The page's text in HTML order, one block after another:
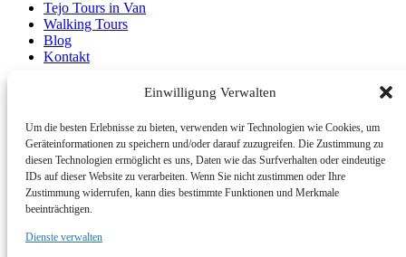
Einwilligung Verwalten
Um die besten Erlebnisse zu bieten, verwenden wir Technologien wie Cookies, um
Geräteinformationen zu speichern und/oder darauf zuzugreifen. Die Zustimmung zu
diesen Technologien ermöglicht es uns, Daten wie das Surfverhalten oder eindeutige
IDs auf dieser Website zu verarbeiten. Wenn Sie nicht zustimmen oder Ihre
Zustimmung widerrufen, kann dies bestimmte Funktionen und Merkmale
beeinträchtigen.
Dienste verwalten
Tejo Tours in Van
Walking Tours
Blog
Kontakt
+351 924 437 715 info@tejotourism.pt
R. das Olarias 35, 1100-378 Lisboa, Portugal
Mo. - So.: